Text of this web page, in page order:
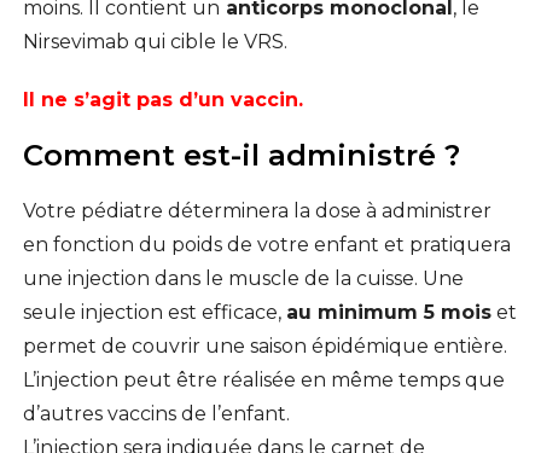
moins. Il contient un anticorps monoclonal , le
Nirsevimab qui cible le VRS.
Il ne s’agit pas d’un vaccin.
Comment est-il administré ?
Votre pédiatre déterminera la dose à administrer
en fonction du poids de votre enfant et pratiquera
une injection dans le muscle de la cuisse. Une
seule injection est efficace, au minimum 5 moiset
permet de couvrir une saison épidémique entière.
L’injection peut être réalisée en même temps que
d’autres vaccins de l’enfant.
L’injection sera indiquée dans le carnet de